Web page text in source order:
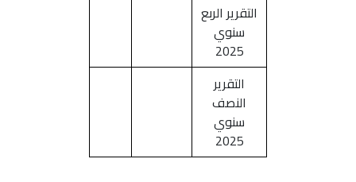
التقرير الربع
سنوي
2025
التقرير
النصف
سنوي
2025